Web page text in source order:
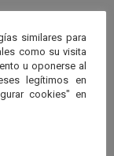
similares para
como su visita
u oponerse al
legítimos en
cookies" en